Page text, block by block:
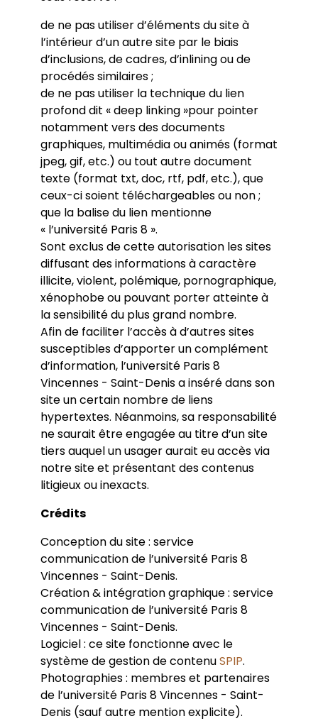
de ne pas utiliser d’éléments du site à
l’intérieur d’un autre site par le biais
d’inclusions, de cadres, d’inlining ou de
procédés similaires ;
de ne pas utiliser la technique du lien
profond dit « deep linking »pour pointer
notamment vers des documents
graphiques, multimédia ou animés (format
jpeg, gif, etc.) ou tout autre document
texte (format txt, doc, rtf, pdf, etc.), que
ceux-ci soient téléchargeables ou non ;
que la balise du lien mentionne
« l’université Paris 8 ».
Sont exclus de cette autorisation les sites
diffusant des informations à caractère
illicite, violent, polémique, pornographique,
xénophobe ou pouvant porter atteinte à
la sensibilité du plus grand nombre.
Afin de faciliter l’accès à d’autres sites
susceptibles d’apporter un complément
d’information, l’université Paris 8
Vincennes - Saint-Denis a inséré dans son
site un certain nombre de liens
hypertextes. Néanmoins, sa responsabilité
ne saurait être engagée au titre d’un site
tiers auquel un usager aurait eu accès via
notre site et présentant des contenus
litigieux ou inexacts.
Crédits
Conception du site : service
communication de l’université Paris 8
Vincennes - Saint-Denis.
Création & intégration graphique : service
communication de l’université Paris 8
Vincennes - Saint-Denis.
Logiciel : ce site fonctionne avec le
système de gestion de contenuSPIP.
Photographies : membres et partenaires
de l’université Paris 8 Vincennes - Saint-
Denis (sauf autre mention explicite).